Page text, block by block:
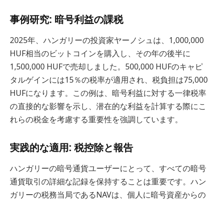
事例研究: 暗号利益の課税
2025年、ハンガリーの投資家ヤーノシュは、1,000,000
HUF相当のビットコインを購入し、その年の後半に
1,500,000 HUFで売却しました。500,000 HUFのキャピ
タルゲインには15％の税率が適用され、税負担は75,000
HUFになります。この例は、暗号利益に対する一律税率
の直接的な影響を示し、潜在的な利益を計算する際にこ
れらの税金を考慮する重要性を強調しています。
実践的な適用: 税控除と報告
ハンガリーの暗号通貨ユーザーにとって、すべての暗号
通貨取引の詳細な記録を保持することは重要です。ハン
ガリーの税務当局であるNAVは、個人に暗号資産からの